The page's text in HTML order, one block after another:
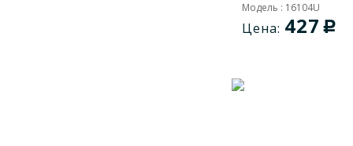
Цена: 427 c
Модель : 16104U